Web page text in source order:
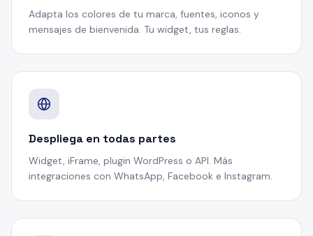
Adapta los colores de tu marca, fuentes, iconos y
mensajes de bienvenida. Tu widget, tus reglas.
Despliega en todas partes
Widget, iFrame, plugin WordPress o API. Más
integraciones con WhatsApp, Facebook e Instagram.